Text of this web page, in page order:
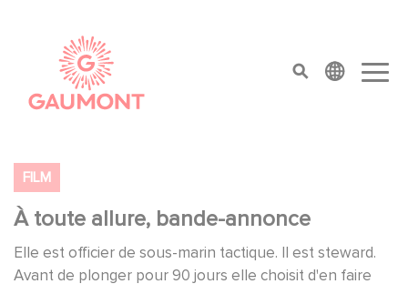
top menu
FILM
À toute allure, bande-annonce
Elle est officier de sous-marin tactique. Il est steward.
Avant de plonger pour 90 jours elle choisit d'en faire